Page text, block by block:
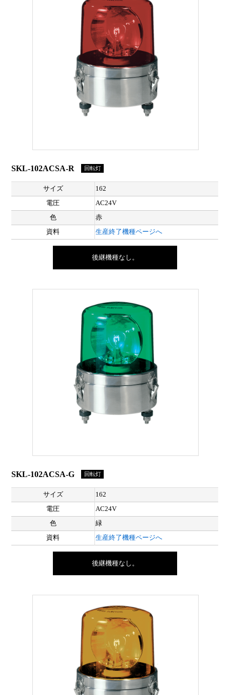
SKL-102ACSA-R 回転灯
サイズ
162
電圧
AC24V
色
赤
資料
生産終了機種ページへ
後継機種なし。
SKL-102ACSA-G 回転灯
サイズ
162
電圧
AC24V
色
緑
資料
生産終了機種ページへ
後継機種なし。